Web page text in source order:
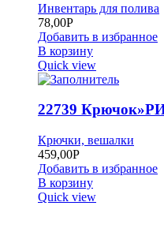
Инвентарь для полива
78,00Р
Добавить в избранное
В корзину
Quick view
22739
Крючки, вешалки
459,00Р
Добавить в избранное
В корзину
Quick view